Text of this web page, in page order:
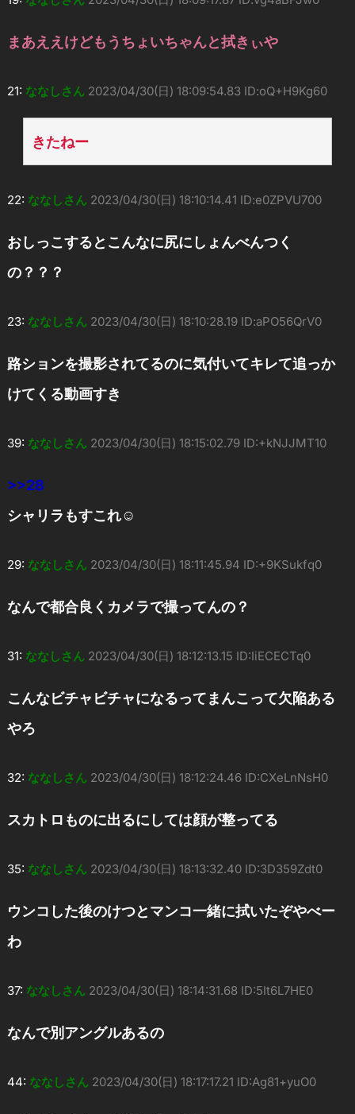
まあええけどもうちょいちゃんと拭きぃや
21: ななしさん 2023/04/30(日) 18:09:54.83 ID:oQ+H9Kg60
きたねー
22: ななしさん 2023/04/30(日) 18:10:14.41 ID:e0ZPVU700
おしっこするとこんなに尻にしょんべんつく
の？？？
23: ななしさん 2023/04/30(日) 18:10:28.19 ID:aPO56QrV0
路ションを撮影されてるのに気付いてキレて追っか
けてくる動画すき
39: ななしさん 2023/04/30(日) 18:15:02.79 ID:+kNJJMT10
>>28
シャリラもすこれ☺
29: ななしさん 2023/04/30(日) 18:11:45.94 ID:+9KSukfq0
なんで都合良くカメラで撮ってんの？
31: ななしさん 2023/04/30(日) 18:12:13.15 ID:IiECECTq0
こんなビチャビチャになるってまんこって欠陥ある
やろ
32: ななしさん 2023/04/30(日) 18:12:24.46 ID:CXeLnNsH0
スカトロものに出るにしては顔が整ってる
35: ななしさん 2023/04/30(日) 18:13:32.40 ID:3D359Zdt0
ウンコした後のけつとマンコ一緒に拭いたぞやべー
わ
37: ななしさん 2023/04/30(日) 18:14:31.68 ID:5It6L7HE0
なんで別アングルあるの
44: ななしさん 2023/04/30(日) 18:17:17.21 ID:Ag81+yuO0